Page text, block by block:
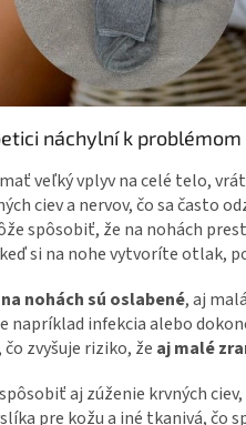
náchylní k problémom
veľký vplyv na celé telo,
ciev a nervov, čo sa často
spôsobiť, že na nohách
si na nohe vytvoríte otlak,
nohách sú oslabené, aj
napríklad infekcia alebo
zvyšuje riziko, že aj malé
aj zúženie krvných
pre kožu a iné tkanivá, čo